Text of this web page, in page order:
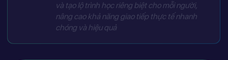
và tạo lộ trình học riêng biệt cho mỗi người,
nâng cao khả năng giao tiếp thực tế nhanh
chóng và hiệu quả